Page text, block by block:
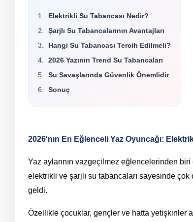
Elektrikli Su Tabancası Nedir?
Şarjlı Su Tabancalarının Avantajları
Hangi Su Tabancası Tercih Edilmeli?
2026 Yazının Trend Su Tabancaları
Su Savaşlarında Güvenlik Önemlidir
Sonuç
2026'nın En Eğlenceli Yaz Oyuncağı:
Yaz aylarının vazgeçilmez eğlencelerinden
elektrikli ve şarjlı su tabancaları sayesinde
geldi.
Özellikle çocuklar, gençler ve hatta yetişkinler